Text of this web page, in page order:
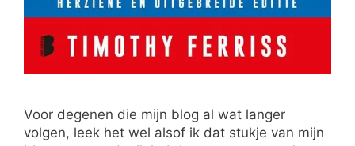
Voor degenen die mijn blog al wat langer
volgen, leek het wel alsof ik dat stukje van mijn